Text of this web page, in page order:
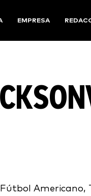
EMPRESA
Americano,